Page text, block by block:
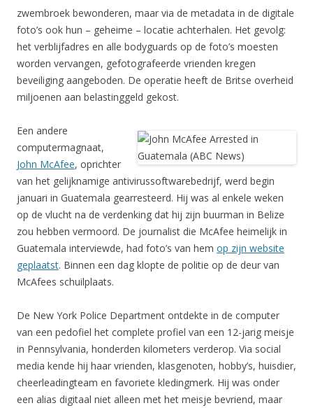
zwembroek bewonderen, maar via de metadata in de digitale
foto’s ook hun – geheime – locatie achterhalen. Het gevolg:
het verblijfadres en alle bodyguards op de foto’s moesten
worden vervangen, gefotografeerde vrienden kregen
beveiliging aangeboden. De operatie heeft de Britse overheid
miljoenen aan belastinggeld gekost.
Een andere
computermagnaat,
John McAfee, oprichter
van het gelijknamige antivirussoftwarebedrijf, werd begin
januari in Guatemala gearresteerd. Hij was al enkele weken
op de vlucht na de verdenking dat hij zijn buurman in Belize
zou hebben vermoord. De journalist die McAfee heimelijk in
Guatemala interviewde, had foto’s van hem op zijn website
geplaatst. Binnen een dag klopte de politie op de deur van
McAfees schuilplaats.
De New York Police Department ontdekte in de computer
van een pedofiel het complete profiel van een 12-jarig meisje
in Pennsylvania, honderden kilometers verderop. Via social
media kende hij haar vrienden, klasgenoten, hobby’s, huisdier,
cheerleadingteam en favoriete kledingmerk. Hij was onder
een alias digitaal niet alleen met het meisje bevriend, maar